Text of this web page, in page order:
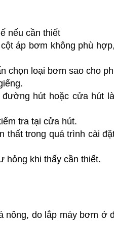
nếu cần thiết
áp bơm không phù
chọn loại bơm sao cho
hút hoặc cửa hút
tra tại cửa hút.
thất trong quá trình cài
hỏng khi thấy cần thiết.
nông, do lắp máy bơm ở